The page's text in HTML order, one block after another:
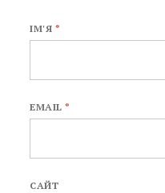
ІМ'Я *
EMAIL*
САЙТ